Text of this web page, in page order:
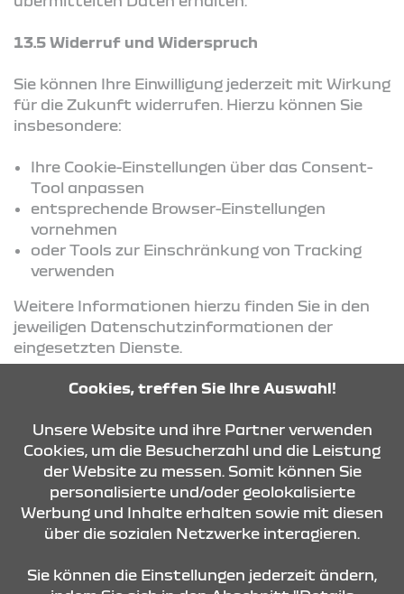
13.5 Widerruf und Widerspruch
Sie können Ihre Einwilligung jederzeit mit Wirkung
für die Zukunft widerrufen. Hierzu können Sie
insbesondere:
Ihre Cookie-Einstellungen über das Consent-
Tool anpassen
entsprechende Browser-Einstellungen
vornehmen
oder Tools zur Einschränkung von Tracking
verwenden
Weitere Informationen hierzu finden Sie in den
jeweiligen Datenschutzinformationen der
eingesetzten Dienste.
KONTAKT & ANFAHRT
ÖFFNUNGSZEITEN
STANDORTE
Cookies, treffen Sie Ihre Auswahl!
Unsere Website und ihre Partner verwenden
Cookies, um die Besucherzahl und die Leistung
der Website zu messen. Somit können Sie
personalisierte und/oder geolokalisierte
Werbung und Inhalte erhalten sowie mit diesen
über die sozialen Netzwerke interagieren.
Sie können die Einstellungen jederzeit ändern,